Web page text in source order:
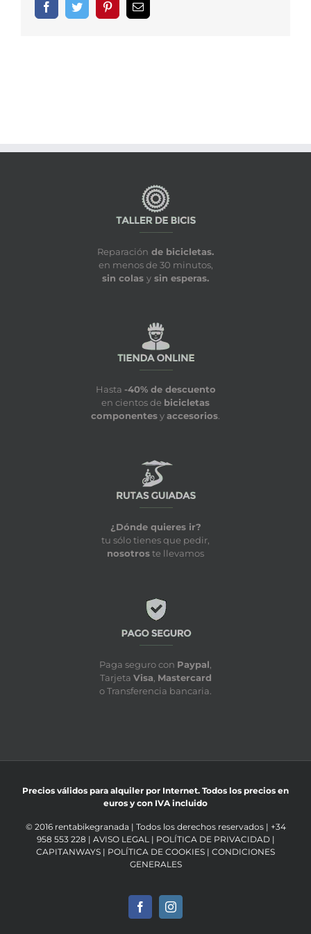
FacebookTwitter PinterestCorreo
electrónico
Reparación de bicicletas.
en menos de 30 minutos,
sin colas y sin esperas.
Hasta -40% de descuento
en cientos de bicicletas
componentesyaccesorios
¿Dónde quieres ir?
tu sólo tienes que pedir,
nosotroste llevamos
Paga seguro con Paypal
Tarjeta Visa Mastercard
o Transferencia bancaria.
Precios válidos para alquiler por Internet. Todos los precios en
euros y con IVA incluido
© 2016 rentabikegranada | Todos los derechos reservados | +34
958 553 228 | AVISO LEGAL | POLÍTICA DE PRIVACIDAD|
CAPITANWAYS | POLÍTICA DE COOKIES | CONDICIONES
GENERALES
FacebookInstagram